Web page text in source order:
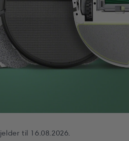
til 16.08.2026.